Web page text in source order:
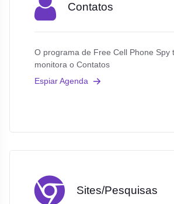
Contatos
O programa de Free Cell Phone Spy
monitora o Contatos
Espiar Agenda
Sites/Pesquisas